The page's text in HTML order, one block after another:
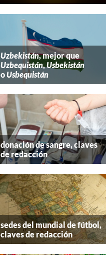
Uzbekistán, mejor que
Uzbequistán,Usbekistán
oUsbequistán
donación de sangre, claves
de redacción
sedes del mundial de fútbol,
claves de redacción